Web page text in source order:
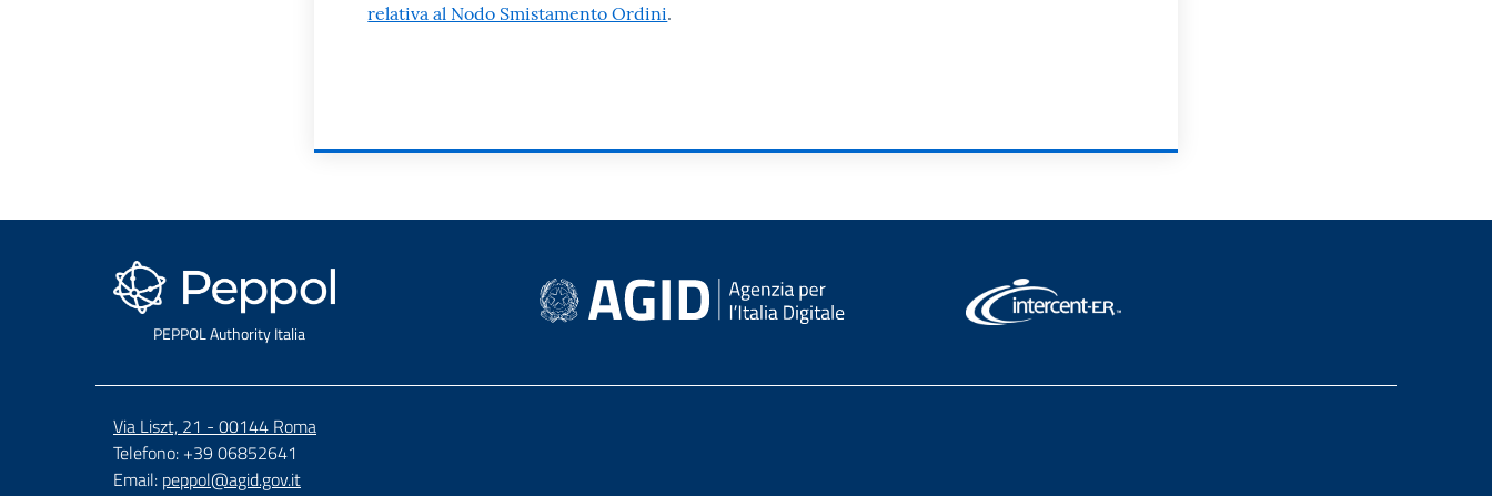
relativa al Nodo Smistamento Ordini.
PEPPOL
PEPPOL Authority Italia
Via Liszt, 21 - 00144 Roma
Telefono: +39 06852641
Email: peppol@agid.gov.it